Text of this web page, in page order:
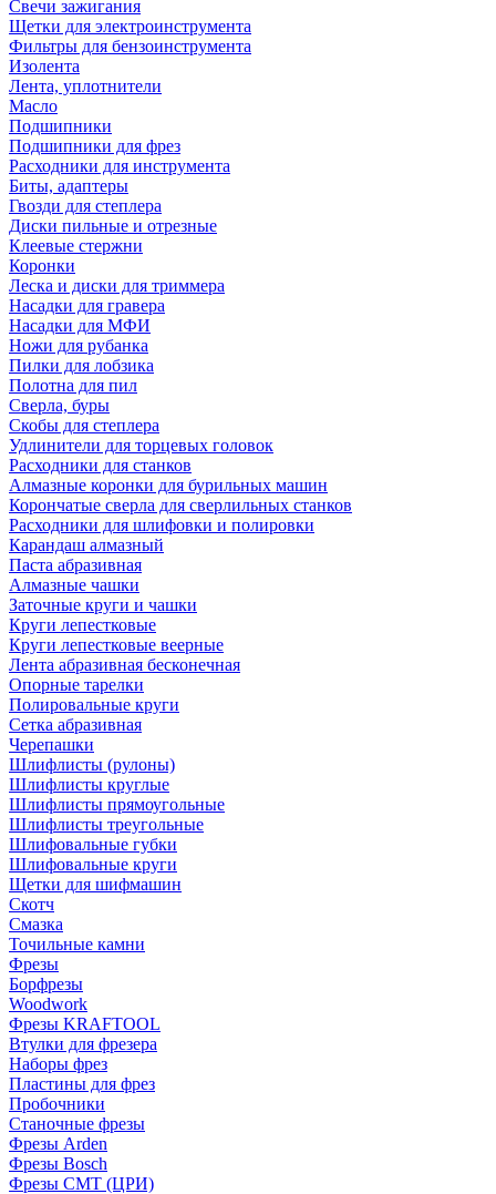
Свечи зажигания
Щетки для электроинструмента
Фильтры для бензоинструмента
Изолента
Лента, уплотнители
Масло
Подшипники
Подшипники для фрез
Расходники для инструмента
Биты, адаптеры
Гвозди для степлера
Диски пильные и отрезные
Клеевые стержни
Коронки
Леска и диски для триммера
Насадки для гравера
Насадки для МФИ
Ножи для рубанка
Пилки для лобзика
Полотна для пил
Сверла, буры
Скобы для степлера
Удлинители для торцевых головок
Расходники для станков
Алмазные коронки для бурильных машин
Корончатые сверла для сверлильных станков
Расходники для шлифовки и полировки
Карандаш алмазный
Паста абразивная
Алмазные чашки
Заточные круги и чашки
Круги лепестковые
Круги лепестковые веерные
Лента абразивная бесконечная
Опорные тарелки
Полировальные круги
Сетка абразивная
Черепашки
Шлифлисты (рулоны)
Шлифлисты круглые
Шлифлисты прямоугольные
Шлифлисты треугольные
Шлифовальные губки
Шлифовальные круги
Щетки для шифмашин
Скотч
Смазка
Точильные камни
Фрезы
Борфрезы
Woodwork
Фрезы KRAFTOOL
Втулки для фрезера
Наборы фрез
Пластины для фрез
Пробочники
Станочные фрезы
Фрезы Arden
Фрезы Bosch
Фрезы CMT (ЦРИ)